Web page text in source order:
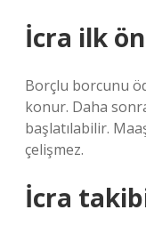
İcra ilk
Borçlu borcunu
konur. Daha
başlatılabilir.
çelişmez.
İcra takibi